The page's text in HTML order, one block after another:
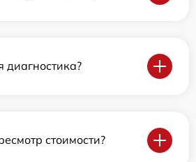
диагностика?
стоимости?